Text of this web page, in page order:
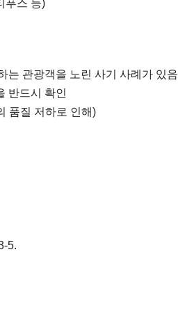
푸스 등)
는 관광객을 노린 사기 사례가 있음
반드시 확인
품질 저하로 인해)
5.